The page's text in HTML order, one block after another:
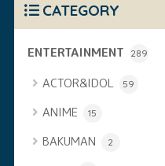
CATEGORY
ENTERTAINMENT 289
ACTOR&IDOL 59
ANIME 15
BAKUMAN 2